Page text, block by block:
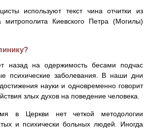
используют текст чина отчитки из
митрополита Киевского Петра (Могилы)
назад на одержимость бесами подчас
психические заболевания. В наши дни
науки и одновременно говорит
злых духов на поведение человека.
в Церкви нет четкой методологии
и психически больных людей. Иногда